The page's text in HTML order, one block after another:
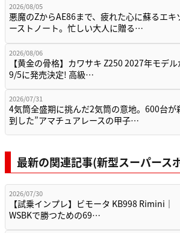
2026/08/05
悪魔のZからAE86まで、疲れた心に蘇るエキ
ーストノート。忙しい大人に贈る…
2026/08/06
【黄金の骨格】カワサキ Z250 2027年モデル
9/5に発売決定! 高級…
2026/07/31
4気筒全盛期に挑んだ2気筒の意地。600台が
到した”アマチュアレースの甲子…
最新の関連記事(新型スーパース
2026/07/30
【試乗インプレ】ビモータ KB998 Rimini｜
WSBKで勝つための69…